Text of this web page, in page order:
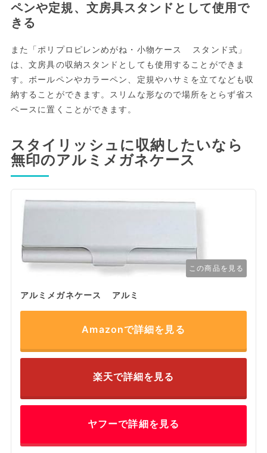
ペンや定規、文房具スタンドとして使用で
きる
また「ポリプロピレンめがね・小物ケース スタンド式」
は、文房具の収納スタンドとしても使用することができま
す。ボールペンやカラーペン、定規やハサミを立てなども収
納することができます。スリムな形なので場所をとらず省ス
ペースに置くことができます。
スタイリッシュに収納したいなら
無印のアルミメガネケース
この商品を見る
アルミメガネケース アルミ
Amazonで詳細を見る
楽天で詳細を見る
ヤフーで詳細を見る